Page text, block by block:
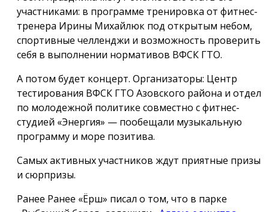
участниками: в программе тренировка от фитнес-
тренера Ирины Михайлюк под открытым небом,
спортивные челленджи и возможность проверить
себя в выполнении нормативов ВФСК ГТО.
А потом будет концерт. Организаторы: Центр
тестирования ВФСК ГТО Азовского района и отдел
по молодежной политике совместно с фитнес-
студией «Энергия» — пообещали музыкальную
программу и море позитива.
Самых активных участников ждут приятные призы
и сюрпризы.
Ранее Ранее «Ёрш» писал о том, что в парке